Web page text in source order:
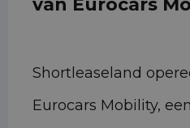
van Eurocars
Shortleaseland
Eurocars Mobility,